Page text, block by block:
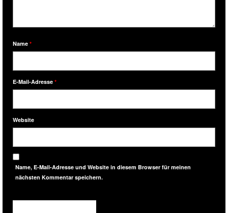
Name *
E-Mail-Adresse *
Website
Name, E-Mail-Adresse und Website in diesem Browser für meinen
nächsten Kommentar speichern.